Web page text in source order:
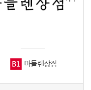
B1 마들렌상점